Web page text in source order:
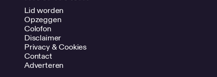
Lid worden
Opzeggen
Colofon
Disclaimer
Privacy & Cookies
Contact
Adverteren